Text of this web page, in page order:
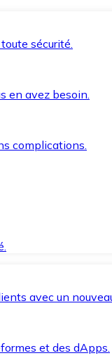
sécurité.
en avez besoin.
complications.
avec un
et des dApps.